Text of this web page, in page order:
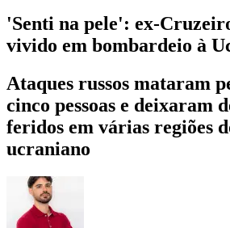
'Senti na pele': ex-
vivido em bombardeio à
Ataques russos mataram
cinco pessoas e deixaram
feridos em várias regiões
ucraniano